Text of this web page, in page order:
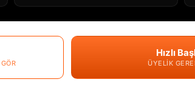
Hızlı
ÜYELIK